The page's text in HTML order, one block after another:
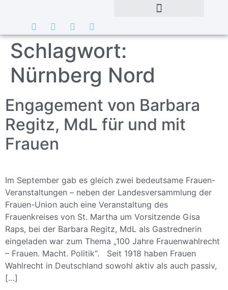
Schlagwort:
Nürnberg Nord
Engagement von Barbara
Regitz, MdL für und mit
Frauen
Im September gab es gleich zwei bedeutsame Frauen-
Veranstaltungen – neben der Landesversammlung der
Frauen-Union auch eine Veranstaltung des
Frauenkreises von St. Martha um Vorsitzende Gisa
Raps, bei der Barbara Regitz, MdL als Gastrednerin
eingeladen war zum Thema „100 Jahre Frauenwahlrecht
– Frauen. Macht. Politik“. Seit 1918 haben Frauen
Wahlrecht in Deutschland sowohl aktiv als auch passiv,
[…]